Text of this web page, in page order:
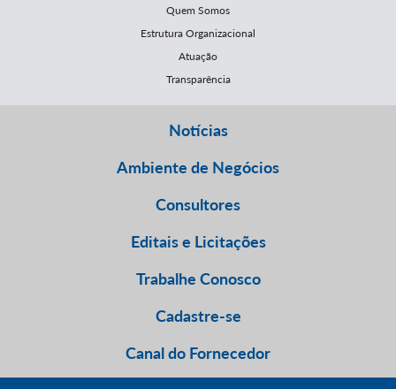
Quem Somos
Estrutura Organizacional
Atuação
Transparência
Notícias
Ambiente de Negócios
Consultores
Editais e Licitações
Trabalhe Conosco
Cadastre-se
Canal do Fornecedor